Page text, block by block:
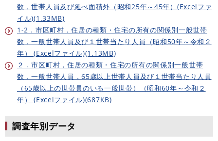
数，世帯人員及び延べ面積外（昭和25年～45年）(Excelファ
イル)(1.33MB)
1-2．市区町村，住居の種類・住宅の所有の関係別一般世帯
数，一般世帯人員及び１世帯当たり人員（昭和50年～令和２
年） (Excelファイル)(1.13MB)
２．市区町村，住居の種類・住宅の所有の関係別一般世帯
数，一般世帯人員，65歳以上世帯人員及び１世帯当たり人員
（65歳以上の世帯員のいる一般世帯）（昭和60年～令和２
年） (Excelファイル)(687KB)
調査年別データ